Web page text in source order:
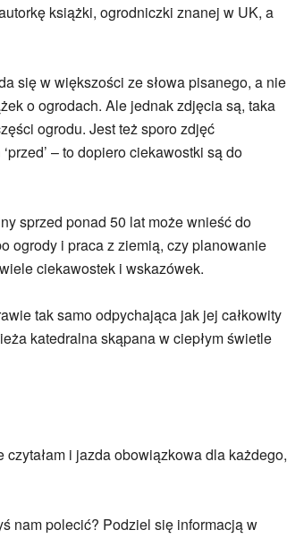
książki, ogrodniczki znanej w UK, a
się w większości ze słowa pisanego, a nie
o ogrodach. Ale jednak zdjęcia są, taka
ogrodu. Jest też sporo zdjęć
– to dopiero ciekawostki są do
sprzed ponad 50 lat może wnieść do
ogrody i praca z ziemią, czy planowanie
ciekawostek i wskazówek.
tak samo odpychająca jak jej całkowity
katedralna skąpana w ciepłym świetle
i jazda obowiązkowa dla każdego,
nam polecić? Podziel się informacją w